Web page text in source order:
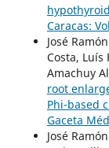
Caracas:
José
Costa, Luís
Amachuy
root
Phi-based
Gaceta
José